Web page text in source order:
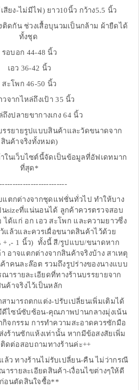
ยง-ไม่มีไฟ) ยาว10นิ้ว กว้าง5.5 นิ้ว
ติดกัน ช่วงเสื้อบุนวมเป็นกล้าม ผ้ายืดได้
ทั้งชุด
รอบอก 44-48 นิ้ว
เอว 36-42 นิ้ว
สะโพก 46-50 นิ้ว
จากไหล่ถึงเป้า 35 นิ้ว
ถึงปลายขากางเกง 64 นิ้ว
รยายรูปแบบสินค้าและวัดขนาดจาก
สินค้าจริงทั้งหมด)
ในเว็บไซต์นี้จัดเป็นข้อมูลที่อัฟเดทมาก
ที่สุด*
ตกต่างจากชุดแฟชั่นทั่วไป ทำให้บาง
นsizeที่แน่นอนได้ ลูกค้าควรตรวจสอบ
ด้แก่ อก เอว สะโพก และความยาวซึ่ง
แล้วและควรเผื่อขนาดสินค้าไว้ด้วย
+ ,- 1 นิ้ว) ทั้งนี้ สี/รูปแบบ/ขนาดหาก
อาจแตกต่างจากสินค้าจริงบ้าง สาเหตุ
าคนละล๊อต รวมถึงรูปร่างของนางแบบ
ารายละเอียดที่ทางร้านบรรยายจาก
นค้าจริงไว้เป็นหลัก
ามารถตกแต่ง-ปรับเปลี่ยนเพิ่มเติมได้
ดีไซน์ซับซ้อน-คุณภาพปานกลางมุ่งเน้น
กิจกรรม การทำความสะอาดควรซักมือ
งร้านซักแห้งเท่านั้น หากมีข้อสงสัยเพิ่ม
ดต่อสอบถามทางร้านค่ะ++
ว ทางร้านไม่รับเปลี่ยน-คืน ไม่ว่ากรณี
รายละเอียดสินค้า-เงื่อนไขต่างๆให้ดี
ก่อนตัดสินใจซื้อ**